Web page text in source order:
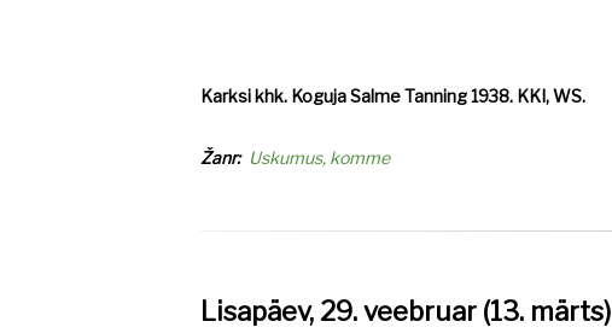
Karksi khk. Koguja Salme Tanning 1938. KKI, WS.
Žanr Uskumus, komme
Lisapäev, 29. veebruar (13. märts)